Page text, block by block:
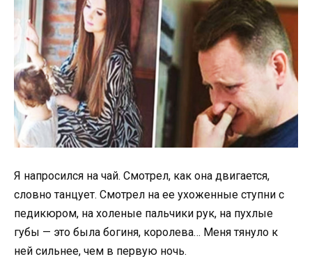
Я напросился на чай. Смотрел, как она двигается,
словно танцует. Смотрел на ее ухоженные ступни с
педикюром, на холеные пальчики рук, на пухлые
губы — это была богиня, королева… Меня тянуло к
ней сильнее, чем в первую ночь.